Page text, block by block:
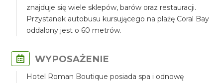
znajduje się wiele sklepów, barów oraz restauracji.
Przystanek autobusu kursującego na plażę Coral Bay
oddalony jest o 60 metrów.
WYPOSAŻENIE
Hotel Roman Boutique posiada spa i odnowę